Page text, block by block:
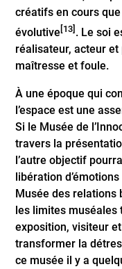
créatifs en cours
évolutive[13] . Le soi
réalisateur, acteur
maîtresse et foule.
À une époque qui
l’espace est une
Si le Musée de
travers la
l’autre objectif
libération
Musée des relations
les limites
exposition, visiteur
transformer la
ce musée il y a